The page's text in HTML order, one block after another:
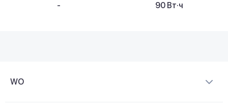
- 90 Вт·ч
WO